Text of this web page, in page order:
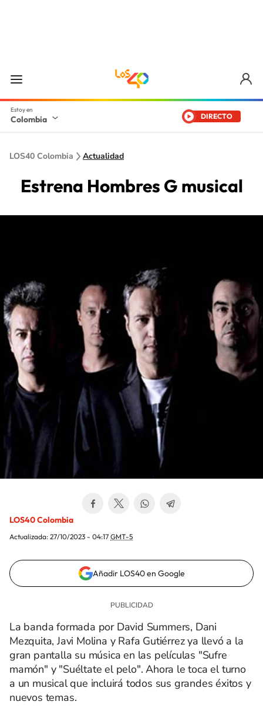
Colombia DIRECTO
LOS40 Colombia Actualidad
Estrena Hombres G musical
LOS40 Colombia
Actualizada: 27/10/2023 - 04:17 GMT-5
Añadir LOS40 en Google
La banda formada por David Summers, Dani
Mezquita, Javi Molina y Rafa Gutiérrez ya llevó a la
gran pantalla su música en las películas "Sufre
mamón" y "Suéltate el pelo". Ahora le toca el turno
a un musical que incluirá todos sus grandes éxitos y
nuevos temas.